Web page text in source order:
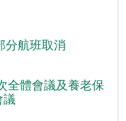
分航班取消
全體會議及養老保
議